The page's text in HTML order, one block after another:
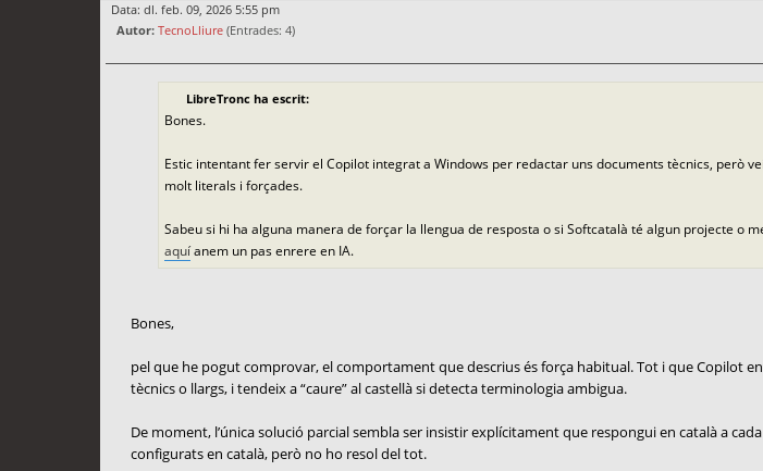
Data: dl. feb. 09, 2026 5:55 pm
Autor: TecnoLliure (Entrades: 4)
LibreTronc ha escrit:
Bones.
Estic intentant fer servir el Copilot integrat a Windows per redactar uns documents tècnics, però
molt literals i forçades.
Sabeu si hi ha alguna manera de forçar la llengua de resposta o si Softcatalà té algun projecte o
aquíanem un pas enrere en IA.
Bones,
pel que he pogut comprovar, el comportament que descrius és força habitual. Tot i que Copilot
tècnics o llargs, i tendeix a “caure” al castellà si detecta terminologia ambigua.
De moment, l’única solució parcial sembla ser insistir explícitament que respongui en català a
configurats en català, però no ho resol del tot.